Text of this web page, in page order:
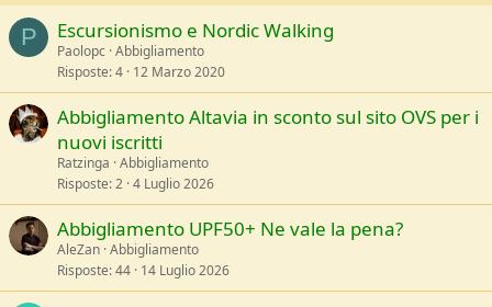
P Escursionismo e Nordic Walking
Paolopc Abbigliamento
Risposte 4 12 Marzo 2020
Abbigliamento Altavia in sconto sul sito OVS per i
nuovi iscritti
Ratzinga Abbigliamento
Risposte 2 4 Luglio 2026
Abbigliamento UPF50+ Ne vale la pena?
AleZan Abbigliamento
Risposte 44 14 Luglio 2026